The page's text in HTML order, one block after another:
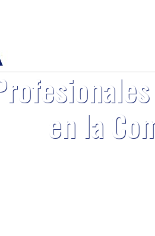
en la